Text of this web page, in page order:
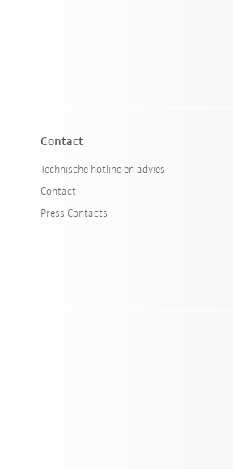
Contact
Technische hotline en advies
Contact
Press Contacts